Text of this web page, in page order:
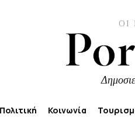
ΟΙ
Πολιτική Κοινωνία